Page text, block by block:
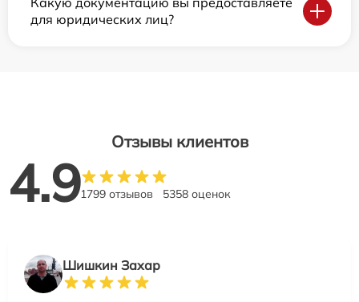
для юридических лиц?
Отзывы клиентов
4.91799 отзывов 5358 оценок
Шишкин Захар